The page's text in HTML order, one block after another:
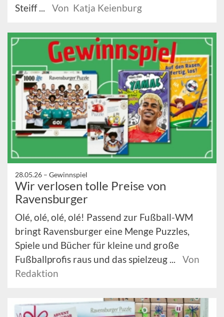
Steiff ...
Von Katja Keienburg
28.05.26 – Gewinnspiel
Wir verlosen tolle Preise von
Ravensburger
Olé, olé, olé, olé! Passend zur Fußball-WM
bringt Ravensburger eine Menge Puzzles,
Spiele und Bücher für kleine und große
Fußballprofis raus und das spielzeug ...
Von
Redaktion